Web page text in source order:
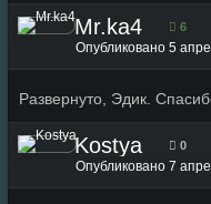
Mr.ka4 6
Опубликовано 5
Развернуто, Эдик.
Kostya 0
Опубликовано 7